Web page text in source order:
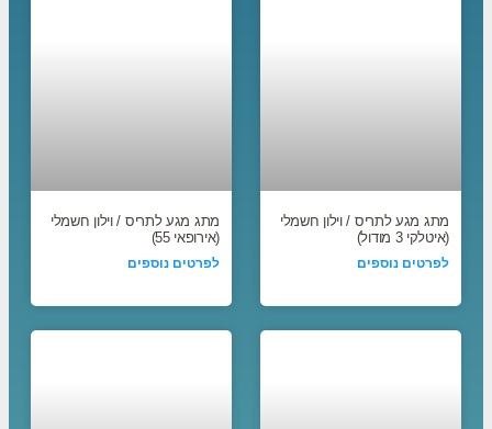
מתג מגע לתריס / וילון חשמלי
(איטלקי 3 מודול)
לפרטים נוספים
מתג מגע לתריס / וילון חשמלי
(אירופאי 55)
לפרטים נוספים